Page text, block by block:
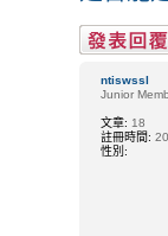
發表回覆
ntiswssl
Junior
文章: 18
註冊時間:
性別: